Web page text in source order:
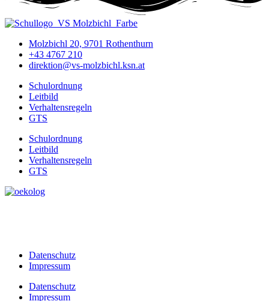
Molzbichl 20, 9701 Rothenthurn
+43 4767 210
direktion@vs-molzbichl.ksn.at
Schulordnung
Leitbild
Verhaltensregeln
GTS
Schulordnung
Leitbild
Verhaltensregeln
GTS
Datenschutz
Impressum
Datenschutz
Impressum